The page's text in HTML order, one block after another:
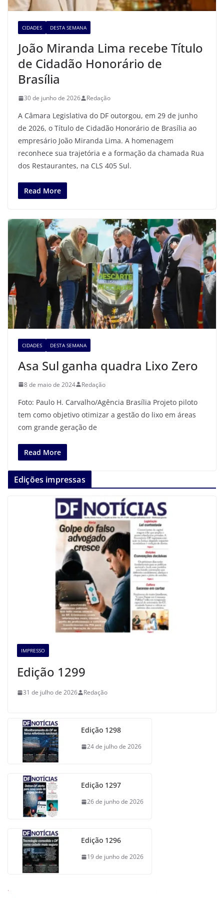
CIDADES DESTA SEMANA
João Miranda Lima recebe Título
de Cidadão Honorário de
Brasília
30 de junho de 2026 Redação
A Câmara Legislativa do DF outorgou, em 29 de junho
de 2026, o Título de Cidadão Honorário de Brasília ao
empresário João Miranda Lima. A homenagem
reconhece sua trajetória e a formação da chamada Rua
dos Restaurantes, na CLS 405 Sul.
Read More
CIDADES DESTA SEMANA
Asa Sul ganha quadra Lixo Zero
8 de maio de 2024 Redação
Foto: Paulo H. Carvalho/Agência Brasília Projeto piloto
tem como objetivo otimizar a gestão do lixo em áreas
com grande geração de
Read More
Edições impressas
IMPRESSO
Edição 1299
31 de julho de 2026 Redação
Edição 1298
24 de julho de 2026
Edição 1297
26 de junho de 2026
Edição 1296
19 de junho de 2026